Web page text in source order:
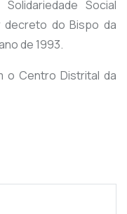
Social
decreto do Bispo da
de 1993.
o Centro Distrital da